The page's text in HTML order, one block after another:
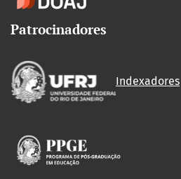
Patrocinadores
Indexadores